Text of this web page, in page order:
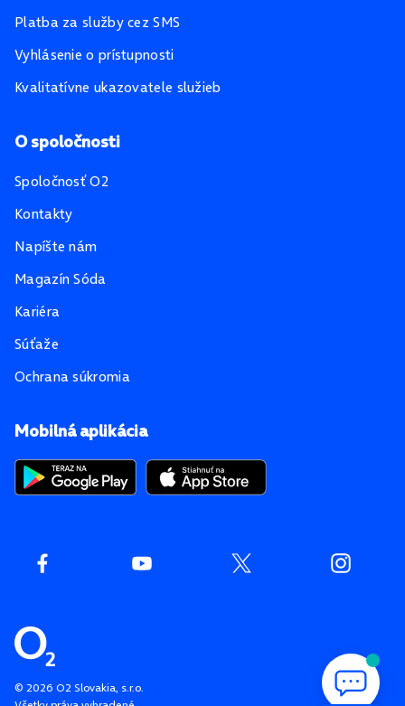
© 2026 O2 Slovakia, s.r.o.
Mobilná aplikácia
Platba za služby cez SMS
Vyhlásenie o prístupnosti
Kvalitatívne ukazovatele služieb
O spoločnosti
Spoločnosť O2
Kontakty
Napíšte nám
Magazín Sóda
Kariéra
Súťaže
Ochrana súkromia